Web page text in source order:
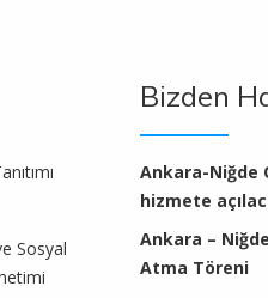
Sosyal
Bizden
Ankara-Niğde
hizmete
Ankara –
Atma Töreni